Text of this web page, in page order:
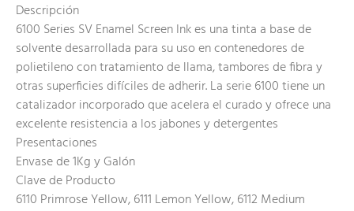
Descripción
6100 Series SV Enamel Screen Ink es una tinta a base de
solvente desarrollada para su uso en contenedores de
polietileno con tratamiento de llama, tambores de fibra y
otras superficies difíciles de adherir. La serie 6100 tiene un
catalizador incorporado que acelera el curado y ofrece una
excelente resistencia a los jabones y detergentes
Presentaciones
Envase de 1Kg y Galón
Clave de Producto
6110 Primrose Yellow, 6111 Lemon Yellow, 6112 Medium